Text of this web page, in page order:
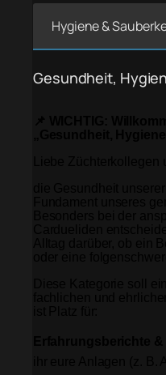
Hygiene &
Gesundheit,